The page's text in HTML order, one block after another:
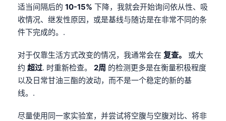
适当间隔后的 10-15% 下降，我就会开始询问依从性、吸
收情况、继发性原因，或是基线与随访是在非常不同的条
件下完成的。.
对于仅靠生活方式改变的情况，我通常会在 复查。
或大
约 超过. 时重新检查。 2周 的检测更多是在衡量积极程度
以及日常甘油三酯的波动，而不是一个稳定的新的基
线。.
尽量使用同一家实验室，并尝试将空腹与空腹对比、将非
සිංහල
অসমীয়া
Galego
Latviešu valoda
Македонски јазик